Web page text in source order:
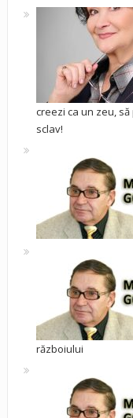
creezi ca un zeu,
sclav!
războiului